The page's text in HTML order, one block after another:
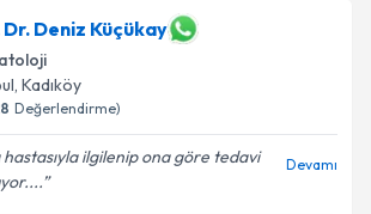
Dr. Deniz Küçükay
, Kadıköy
Değerlendirme)
ilgilenip ona göre tedavi
Devamı